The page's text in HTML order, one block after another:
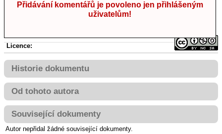
Přidávání komentářů je povoleno jen přihlášeným
uživatelům!
Licence:
Historie dokumentu
Od tohoto autora
Související dokumenty
Autor nepřidal žádné související dokumenty.